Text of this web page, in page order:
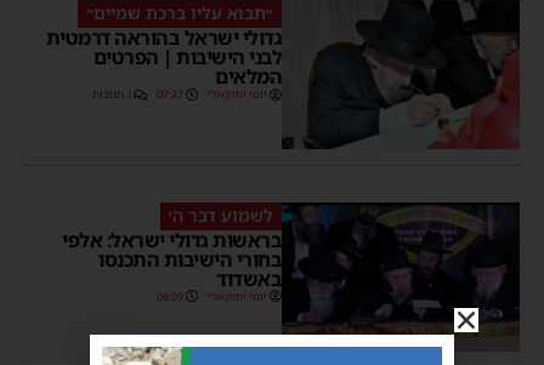
״תבוא עליו ברכת שמיים״
גדולי ישראל בהוראה דרמטית
לבני הישיבות | הפרטים
המלאים
יוסי יחזקאלי 07:27 1 תגובות
לשמוע דבר ה׳
בראשות גדולי ישראל: אלפי
בחורי הישיבות התכנסו
באשדוד
יוסי יחזקאלי 08:09